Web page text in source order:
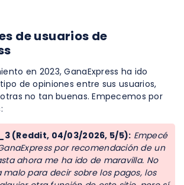
de usuarios de
en 2023, GanaExpress ha ido
de opiniones entre sus usuarios,
no tan buenas. Empecemos por
(Reddit, 04/03/2026, 5/5): Empecé
por recomendación de un
ahora me ha ido de maravilla. No
para decir sobre los pagos, los